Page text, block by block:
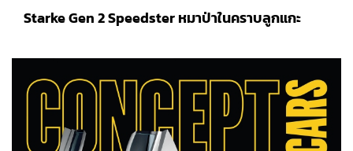
Starke Gen 2 Speedster หมาป่าในคราบลูกแกะ